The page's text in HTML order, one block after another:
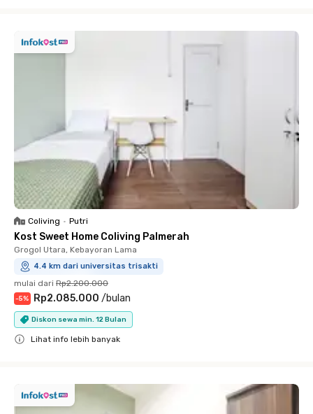
Coliving • Putri
Kost Sweet Home Coliving Palmerah
Grogol Utara, Kebayoran Lama
4.4 km dari universitas trisakti
mulai dari Rp2.200.000
-5% Rp2.085.000 /bulan
Diskon sewa min. 12 Bulan
Lihat info lebih banyak